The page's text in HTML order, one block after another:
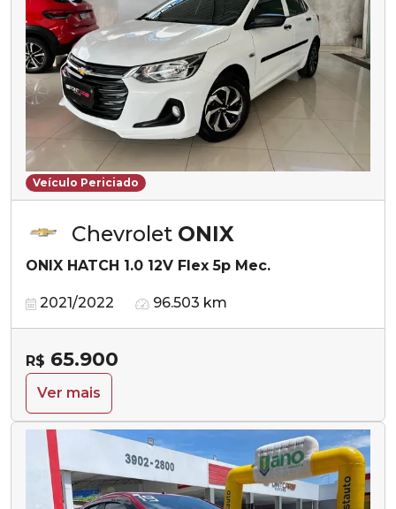
Veículo Periciado
Chevrolet ONIX
ONIX HATCH 1.0 12V Flex 5p Mec.
2021/2022 96.503 km
R$ 65.900
Ver mais